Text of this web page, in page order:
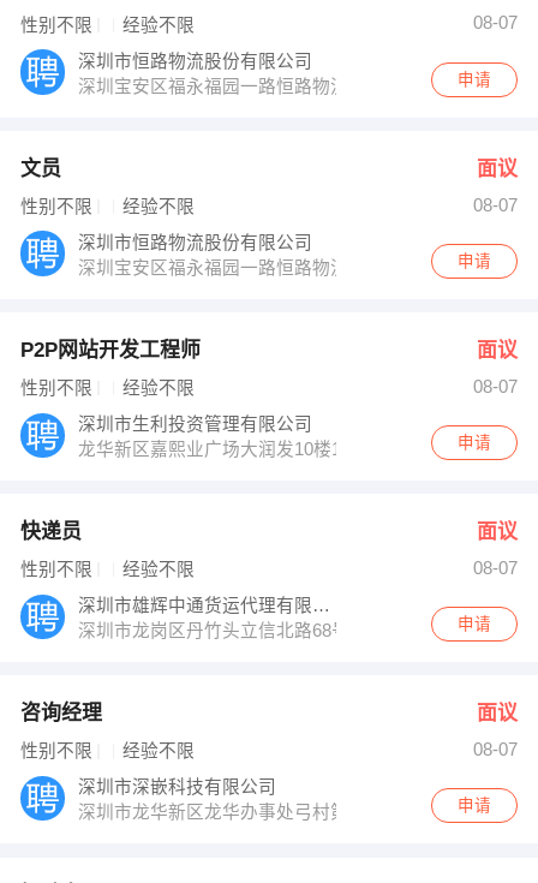
性别不限 经验不限
08-07
深圳市恒路物流股份有限公司
深圳宝安区福永福园一路恒路物流中心
申请
文员 面议
性别不限 经验不限
08-07
深圳市恒路物流股份有限公司
深圳宝安区福永福园一路恒路物流中心
申请
P2P网站开发工程师 面议
性别不限 经验不限
08-07
深圳市生利投资管理有限公司
龙华新区嘉熙业广场大润发10楼1028
申请
快递员 面议
性别不限 经验不限
08-07
深圳市雄辉中通货运代理有限公司
深圳市龙岗区丹竹头立信北路68号仙桃园工业区对面
申请
咨询经理 面议
性别不限 经验不限
08-07
深圳市深嵌科技有限公司
深圳市龙华新区龙华办事处弓村第二工业园5楼3层301号
申请